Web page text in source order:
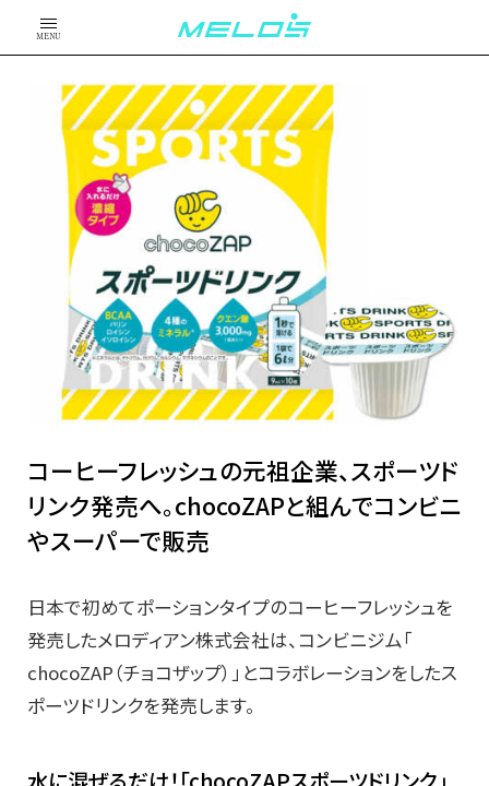
MENU
コーヒーフレッシュの元祖企業、スポーツド
リンク発売へ。chocoZAPと組んでコンビニ
やスーパーで販売
日本で初めてポーションタイプのコーヒーフレッシュを
発売したメロディアン株式会社は、コンビニジム「
chocoZAP（チョコザップ）」とコラボレーションをしたス
ポーツドリンクを発売します。